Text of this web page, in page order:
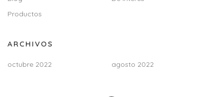
Productos
ARCHIVOS
octubre 2022 agosto 2022